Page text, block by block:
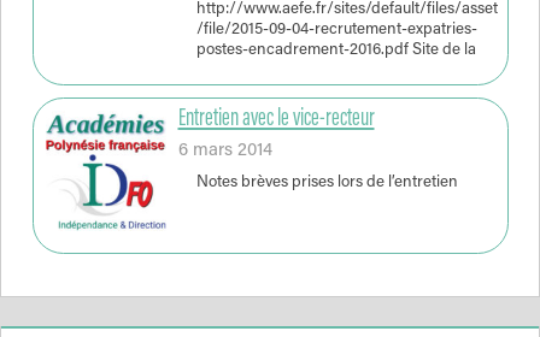
http://www.aefe.fr/sites/default/files/asset
/file/2015-09-04-recrutement-expatries-
postes-encadrement-2016.pdf Site de la
Entretien avec le vice-recteur
6 mars 2014
Notes brèves prises lors de l’entretien